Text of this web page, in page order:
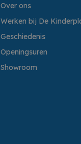
Over ons
Werken bij De
Geschiedenis
Openingsuren
Showroom